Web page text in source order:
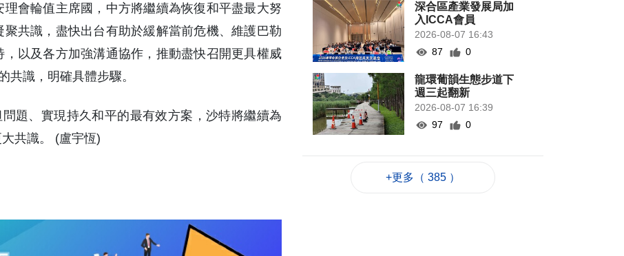
會輪值主席國，中方將繼續為恢復和平盡最大努
共識，盡快出台有助於緩解當前危機、維護巴勒
以及各方加強溝通協作，推動盡快召開更具權威
共識，明確具體步驟。
題、實現持久和平的最有效方案，沙特將繼續為
共識。 (盧宇恆)
深合區產業發展局加
入ICCA會員
2026-08-07 16:43
87
0
龍環葡韻生態步道下
週三起翻新
2026-08-07 16:39
97
0
2026-08-07 16:30
+更多（ 385 ）